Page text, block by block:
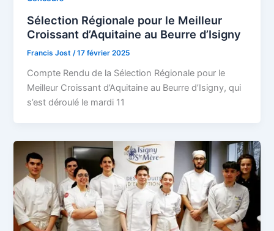
Sélection Régionale pour le Meilleur
Croissant d’Aquitaine au Beurre d’Isigny
Francis Jost/17 février 2025
Compte Rendu de la Sélection Régionale pour le
Meilleur Croissant d’Aquitaine au Beurre d’Isigny, qui
s’est déroulé le mardi 11